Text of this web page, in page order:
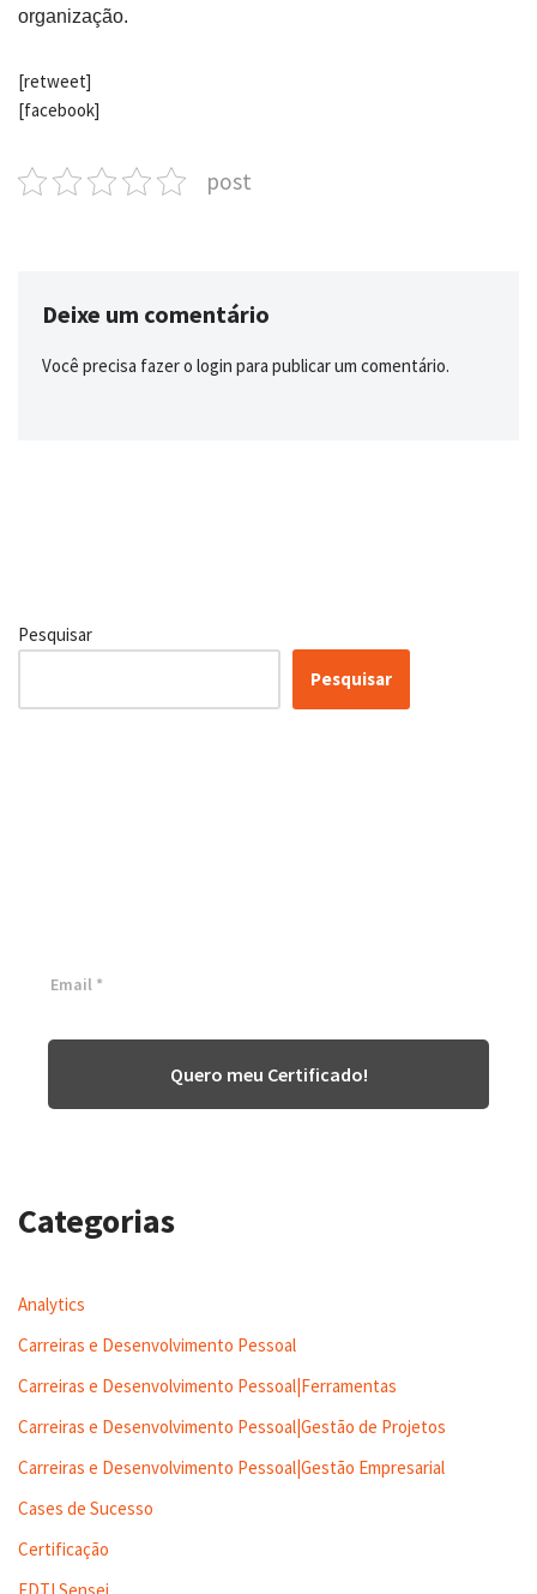
organização.
[retweet]
[facebook]
post
Deixe um comentário
Você precisa fazer o login para publicar um comentário.
Pesquisar
Pesquisar
Quero meu Certificado!
Categorias
Analytics
Carreiras e Desenvolvimento Pessoal
Carreiras e Desenvolvimento Pessoal|Ferramentas
Carreiras e Desenvolvimento Pessoal|Gestão de Projetos
Carreiras e Desenvolvimento Pessoal|Gestão Empresarial
Cases de Sucesso
Certificação
EDTI Sensei